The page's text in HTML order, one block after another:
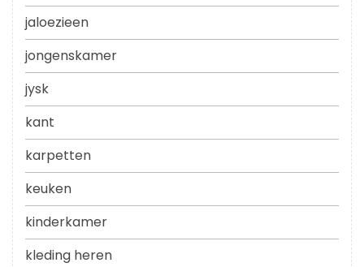
jaloezieen
jongenskamer
jysk
kant
karpetten
keuken
kinderkamer
kleding heren